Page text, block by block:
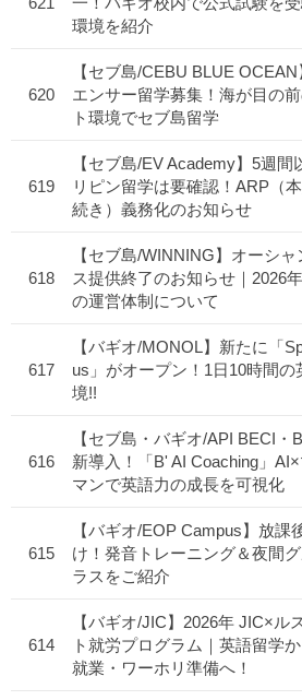
環境を紹介
620
【セブ島/CEBU BLUE
エンサー留学募集！海が目の
ト環境でセブ島留学
619
【セブ島/EV Academy】5週間
リピン留学は要確認！ARP（
続き）義務化のお知らせ
618
【セブ島/WINNING】オーシ
ス提供終了のお知らせ｜2026
の運営体制について
617
【バギオ/MONOL】新たに「
us」がオープン！1日10時間の
境!!
616
【セブ島・バギオ/API BECI・
新導入！「B' AI Coaching」
マンで英語力の成長を可視化
615
【バギオ/EOP Campus】放課
け！発音トレーニング＆夜間
ラスをご紹介
614
【バギオ/JIC】2026年 JIC×ル
ト就労プログラム｜英語留学
就業・ワーホリ準備へ！